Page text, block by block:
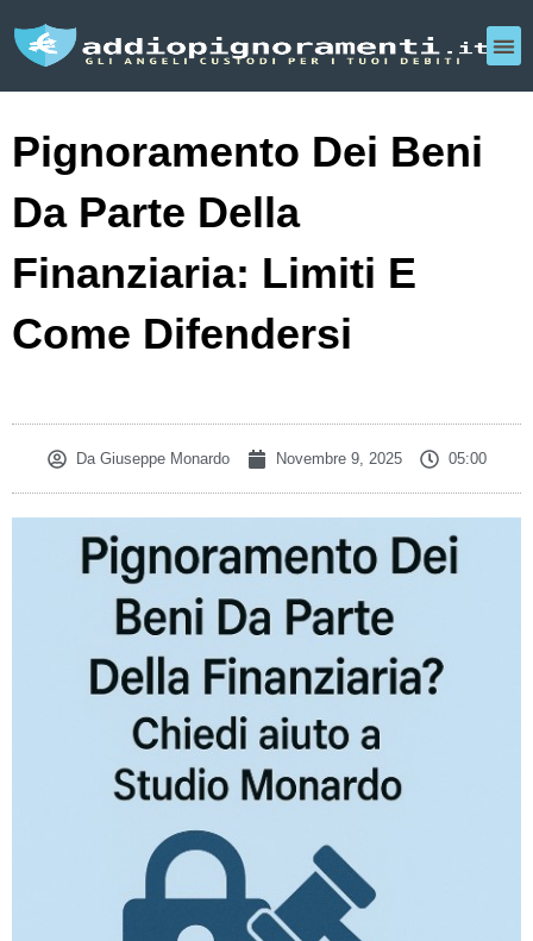
Pignoramento Dei Beni
Da Parte Della
Finanziaria: Limiti E
Come Difendersi
DaGiuseppe Monardo Novembre 9, 2025 05:00